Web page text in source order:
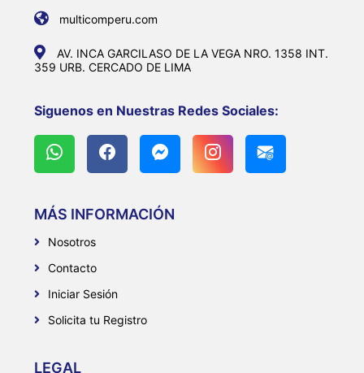
multicomperu.com
AV. INCA GARCILASO DE LA VEGA NRO. 1358 INT.
359 URB. CERCADO DE LIMA
Siguenos en Nuestras Redes Sociales:
MÁS INFORMACIÓN
Nosotros
Contacto
Iniciar Sesión
Solicita tu Registro
LEGAL